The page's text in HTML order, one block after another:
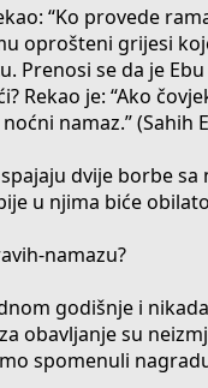
“Ko provede
oprošteni grijesi
se da je Ebu
Rekao je: “Ako
namaz.” (Sahih
dvije borbe
u njima biće
namazu?
godišnje i
obavljanje su
spomenuli